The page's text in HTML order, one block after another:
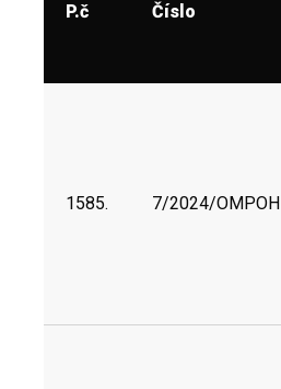
P.č Číslo
1585. 7/2024/OMPOH